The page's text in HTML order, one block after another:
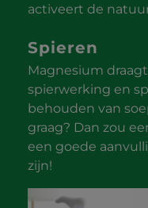
activeert de
Spieren
Magnesium
spierwerking en
behouden van
graag? Dan zou
een goede
zijn!